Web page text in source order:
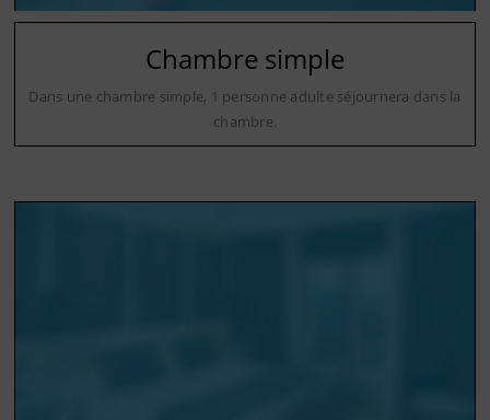
Chambre simple
Dans une chambre simple, 1 personne adulte séjournera dans la
chambre.